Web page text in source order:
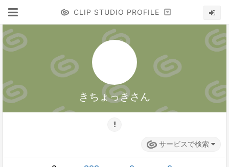
CLIP STUDIO PROFILE
きちょっきさん
サービスで検索